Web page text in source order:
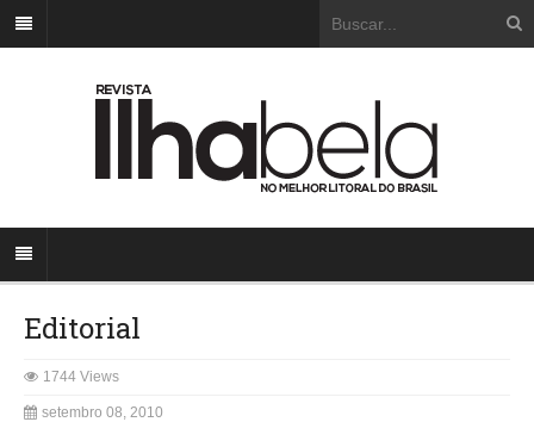
Editorial
1744 Views
setembro 08, 2010